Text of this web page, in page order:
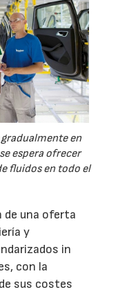
en
espera ofrecer
fluidos en todo el
de una oferta
y
in
con la
sus costes